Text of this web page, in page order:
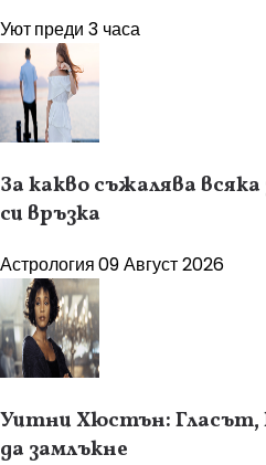
Уютпреди 3 часа
За какво съжалява
си връзка
Астрология09 Август 2026
Уитни Хюстън: Гласът,
да замлъкне